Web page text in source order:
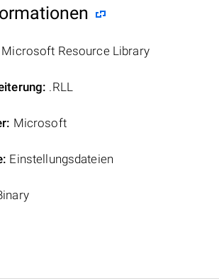
Microsoft Resource Library
.RLL
Microsoft
Einstellungsdateien